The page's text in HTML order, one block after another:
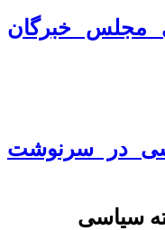
مجلس خبرگان
در سرنوشت
سیاسی